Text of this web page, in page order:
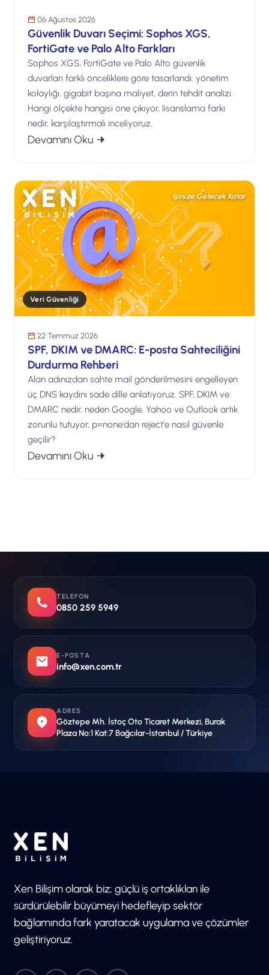
06 Ağustos 2026
Güvenlik Duvarı Seçimi: Sophos XGS,
FortiGate ve Palo Alto Farkları
Sophos XGS, FortiGate ve Palo Alto güvenlik
duvarları farklı önceliklere göre tasarlandı: yönetim
kolaylığı, gigabit başına maliyet, derin tehdit analizi.
Hangi ölçekte hangisi öne çıkıyor, lisanslama farkı
nedir, karşılaştırmalı inceliyoruz.
Devamını Oku: Güvenlik Duvarı Seçimi: Sophos
İşinize Gelecek Katar
Veri Güvenliği
22 Temmuz 2026
SPF, DKIM ve DMARC: E-posta Sahteciliğini
Durdurma Rehberi
Alan adınızdan sahte mail gönderilmesini engelleyen
üç DNS kaydını sade dille anlatıyoruz. SPF, DKIM ve
DMARC nedir, neden Google, Yahoo ve Outlook artık
zorunlu tutuyor, p=none'dan reject'e nasıl güvenle
geçilir?
Devamını Oku: SPF, DKIM ve DMARC: E-posta
TELEFON
0850 259 5949
E-POSTA
info@xen.com.tr
ADRES
Göztepe Mh. İstoç Oto Ticaret Merkezi, Burak
Plaza No:1 Kat:7 Bağcılar-İstanbul / Türkiye
Xen Bilişim olarak biz; güçlü iş ortaklıkları ile
sürdürülebilir büyümeyi hedefleyip sektör
bağlamında fark yaratacak uygulama ve çözümler
geliştiriyoruz.